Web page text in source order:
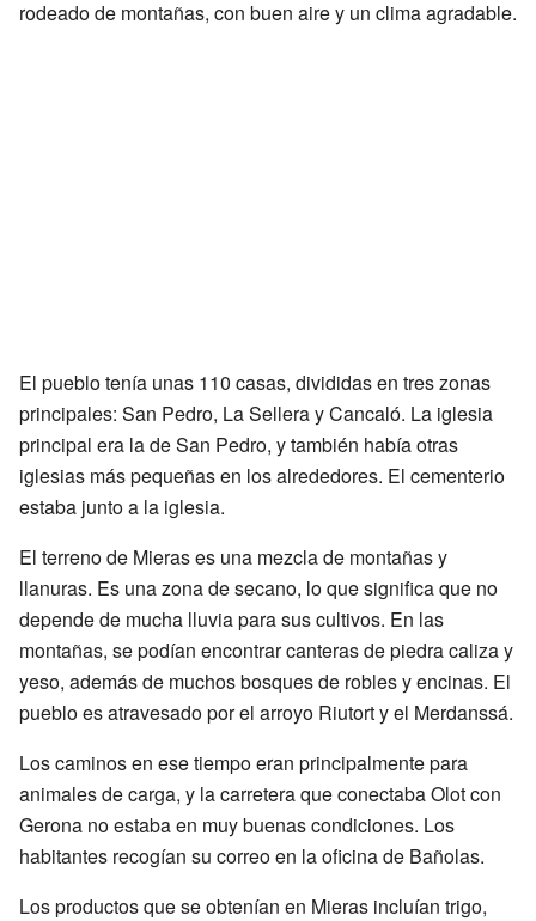
rodeado de montañas, con buen aire y un clima agradable.
El pueblo tenía unas 110 casas, divididas en tres zonas
principales: San Pedro, La Sellera y Cancaló. La iglesia
principal era la de San Pedro, y también había otras
iglesias más pequeñas en los alrededores. El cementerio
estaba junto a la iglesia.
El terreno de Mieras es una mezcla de montañas y
llanuras. Es una zona de secano, lo que significa que no
depende de mucha lluvia para sus cultivos. En las
montañas, se podían encontrar canteras de piedra caliza y
yeso, además de muchos bosques de robles y encinas. El
pueblo es atravesado por el arroyo Riutort y el Merdanssá.
Los caminos en ese tiempo eran principalmente para
animales de carga, y la carretera que conectaba Olot con
Gerona no estaba en muy buenas condiciones. Los
habitantes recogían su correo en la oficina de Bañolas.
Los productos que se obtenían en Mieras incluían trigo,